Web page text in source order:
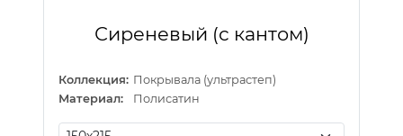
Сиреневый (с кантом)
Коллекция: Покрывала (ультрастеп)
Материал:
Полисатин